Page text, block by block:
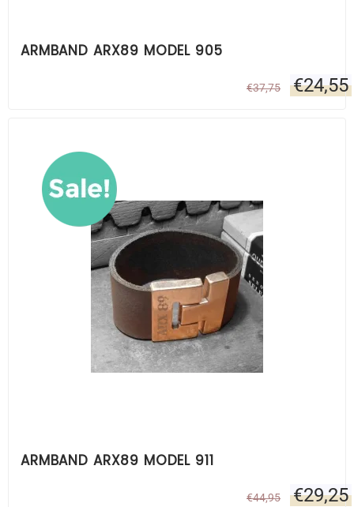
ARMBAND ARX89 MODEL 905
€37,75 €24,55
ARMBAND ARX89 MODEL 911
€44,95 €29,25